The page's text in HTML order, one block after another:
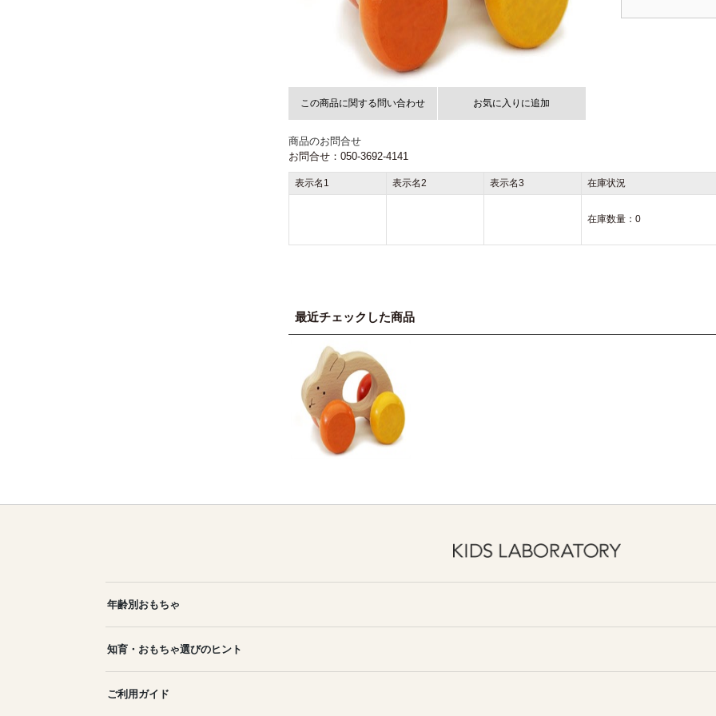
この商品に関する問い合わせ お気に入りに追加
商品のお問合せ
お問合せ：050-3692-4141
表示名1 表示名2 表示名3 在庫状況
在庫数量： 0
最近チェックした商品
年齢別おもちゃ
知育・おもちゃ選びのヒント
ご利用ガイド